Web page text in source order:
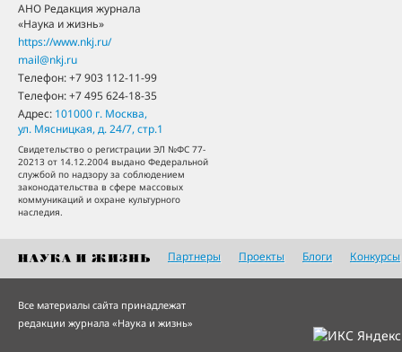
АНО Редакция журнала
«Наука и жизнь»
https://www.nkj.ru/
mail@nkj.ru
Телефон:+7 903 112-11-99
Телефон:+7 495 624-18-35
Адрес: 101000 г. Москва,
ул. Мясницкая, д. 24/7, стр.1
Свидетельство о регистрации ЭЛ №ФС 77-
20213 от 14.12.2004 выдано Федеральной
службой по надзору за соблюдением
законодательства в сфере массовых
коммуникаций и охране культурного
наследия.
Партнеры Проекты Блоги Конкурсы
Все материалы сайта принадлежат
редакции журнала «Наука и жизнь»